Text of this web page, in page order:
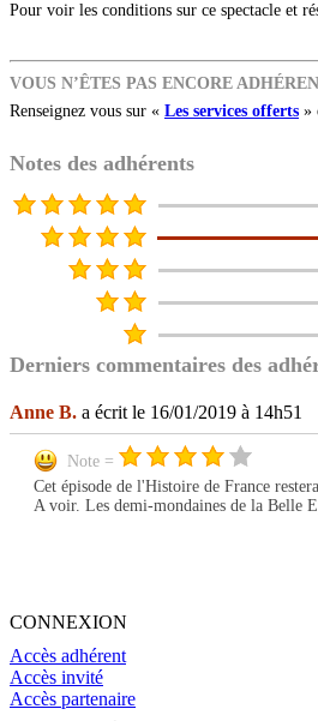
Pour voir les conditions sur ce spectacle et
VOUS N’ÊTES PAS ENCORE
Renseignez vous sur « Les services offerts »
Notes des adhérents
Derniers commentaires des
Anne B. a écrit le 16/01/2019 à 14h51
Note =
Cet épisode de l'Histoire de France
A voir. Les demi-mondaines de la Belle
CONNEXION
Accès adhérent
Accès invité
Accès partenaire